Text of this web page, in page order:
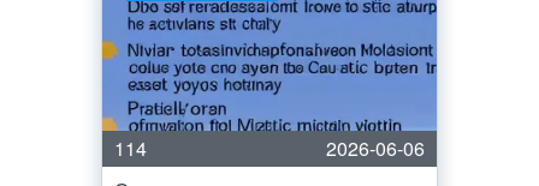
114
2026-06-06